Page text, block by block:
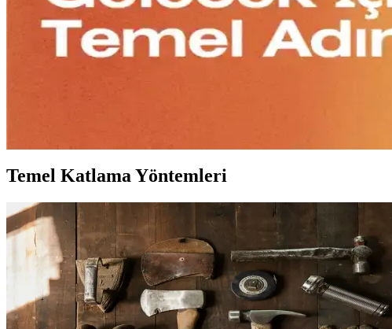
2024 tatil partileri için konfor ve stil dengesi gözetilerek kıyafet seçimi
Günlük Moda Soruları ve Stil İpuçları: Kıyafet Seçimi,
Moda ve stil üzerine çeşitli sorulara yanıt veren bu içerik, kıyafet seçimi,
Kıyafet Planlaması: Günlük Tercihler ve Etkili Kombin
Kıyafet planlaması, kişisel tercih, gardırop düzeni, hava koşulları ve
Temel Katlama Yöntemleri